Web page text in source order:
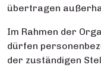
übertragen
Im Rahmen der
dürfen
der zuständigen